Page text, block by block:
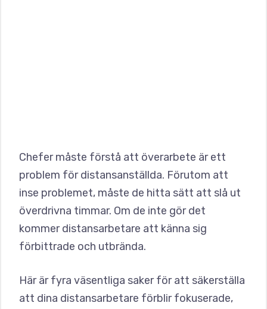
Chefer måste förstå att överarbete är ett
problem för distansanställda. Förutom att
inse problemet, måste de hitta sätt att slå ut
överdrivna timmar. Om de inte gör det
kommer distansarbetare att känna sig
förbittrade och utbrända.
Här är fyra väsentliga saker för att säkerställa
att dina distansarbetare förblir fokuserade,